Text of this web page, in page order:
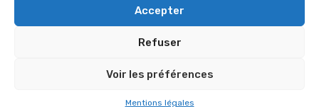
Accepter
Refuser
Voir les préférences
Mentions légales